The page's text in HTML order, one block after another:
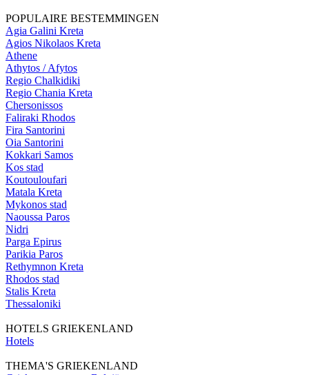
POPULAIRE BESTEMMINGEN
Agia Galini Kreta
Agios Nikolaos Kreta
Athene
Athytos / Afytos
Regio Chalkidiki
Regio Chania Kreta
Chersonissos
Faliraki Rhodos
Fira Santorini
Oia Santorini
Kokkari Samos
Kos stad
Koutouloufari
Matala Kreta
Mykonos stad
Naoussa Paros
Nidri
Parga Epirus
Parikia Paros
Rethymnon Kreta
Rhodos stad
Stalis Kreta
Thessaloniki
HOTELS GRIEKENLAND
Hotels
THEMA'S GRIEKENLAND